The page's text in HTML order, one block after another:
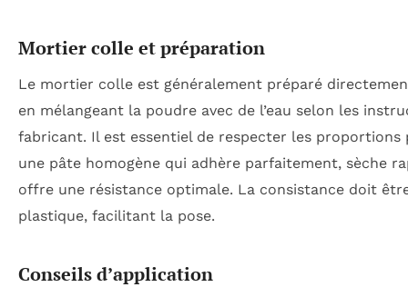
Mortier colle et préparation
Le mortier colle est généralement préparé
en mélangeant la poudre avec de l’eau selon les
fabricant. Il est essentiel de respecter les proportions
une pâte homogène qui adhère parfaitement, sèche
offre une résistance optimale. La consistance doit
plastique, facilitant la pose.
Conseils d’application